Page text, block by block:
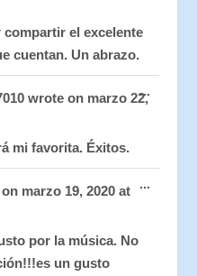
el excelente
cuentan. Un abrazo.
wrote on marzo 22,
mi favorita. Éxitos.
...this
marzo 19, 2020 at
por la música. No
un gusto
...this